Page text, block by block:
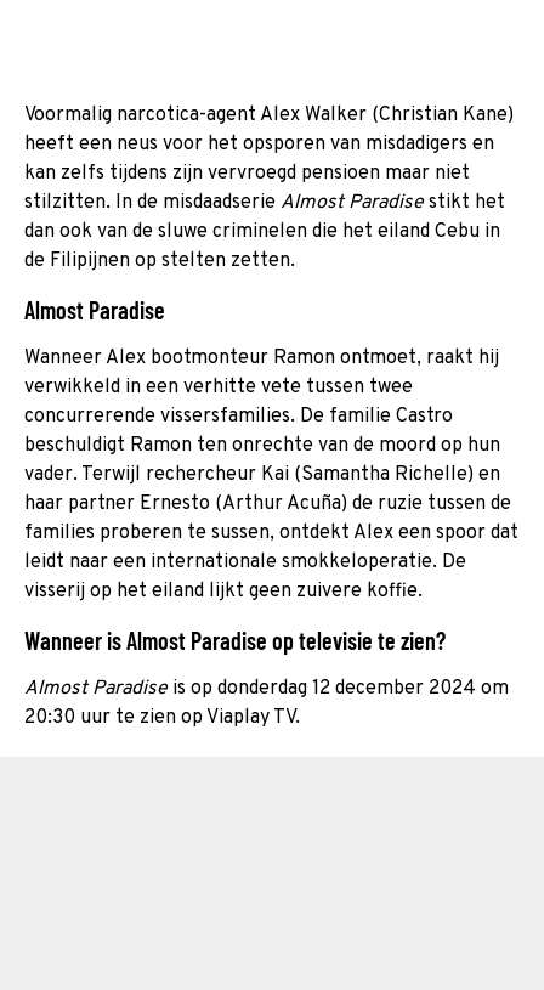
Voormalig narcotica-agent Alex Walker (Christian Kane)
heeft een neus voor het opsporen van misdadigers en
kan zelfs tijdens zijn vervroegd pensioen maar niet
stilzitten. In de misdaadserie Almost Paradisestikt het
dan ook van de sluwe criminelen die het eiland Cebu in
de Filipijnen op stelten zetten.
Almost Paradise
Wanneer Alex bootmonteur Ramon ontmoet, raakt hij
verwikkeld in een verhitte vete tussen twee
concurrerende vissersfamilies. De familie Castro
beschuldigt Ramon ten onrechte van de moord op hun
vader. Terwijl rechercheur Kai (Samantha Richelle) en
haar partner Ernesto (Arthur Acuña) de ruzie tussen de
families proberen te sussen, ontdekt Alex een spoor dat
leidt naar een internationale smokkeloperatie. De
visserij op het eiland lijkt geen zuivere koffie.
Wanneer is Almost Paradise op televisie te zien?
Almost Paradiseis op donderdag 12 december 2024 om
20:30 uur te zien op Viaplay TV.